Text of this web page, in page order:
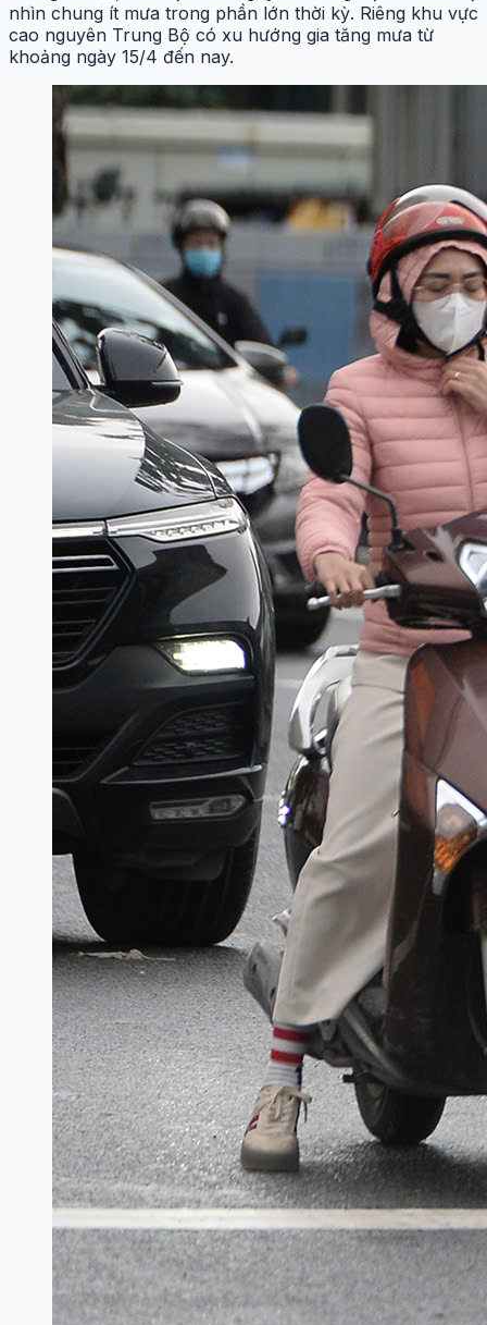
nhìn chung ít mưa trong phần lớn thời kỳ. Riêng khu vực
cao nguyên Trung Bộ có xu hướng gia tăng mưa từ
khoảng ngày 15/4 đến nay.